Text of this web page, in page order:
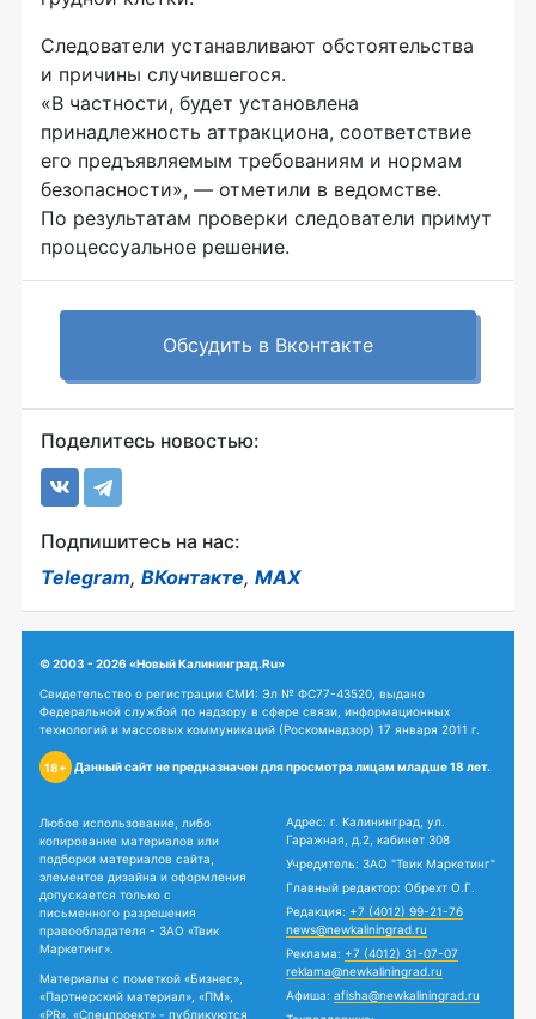
Следователи устанавливают обстоятельства
и причины случившегося.
«В частности, будет установлена
принадлежность аттракциона, соответствие
его предъявляемым требованиям и нормам
безопасности», — отметили в ведомстве.
По результатам проверки следователи примут
процессуальное решение.
Обсудить в Вконтакте
Поделитесь новостью:
Подпишитесь на нас:
Telegram, ВКонтакте, MAX
© 2003 - 2026 «Новый Калининград.Ru»
Свидетельство о регистрации СМИ: Эл № ФС77-43520, выдано
Федеральной службой по надзору в сфере связи, информационных
технологий и массовых коммуникаций (Роскомнадзор) 17 января 2011 г.
18+ Данный сайт не предназначен для просмотра лицам младше 18 лет.
Любое использование, либо
копирование материалов или
подборки материалов сайта,
элементов дизайна и оформления
допускается только с
письменного разрешения
правообладателя - ЗАО «Твик
Маркетинг».
Материалы с пометкой «Бизнес»,
«Партнерский материал», «ПМ»,
«PR», «Спецпроект» - публикуются
Адрес: г. Калининград, ул.
Гаражная, д.2, кабинет 308
Учредитель: ЗАО "Твик Маркетинг"
Главный редактор: Обрехт О.Г.
Редакция: +7 (4012) 99-21-76
news@newkaliningrad.ru
Реклама: +7 (4012) 31-07-07
reklama@newkaliningrad.ru
Афиша: afisha@newkaliningrad.ru